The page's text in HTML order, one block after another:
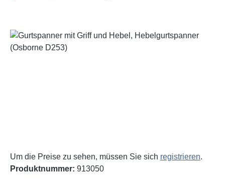
Bildergalerie überspringen
Um die Preise zu sehen, müssen Sie sich registrieren.
Produktnummer: 913050